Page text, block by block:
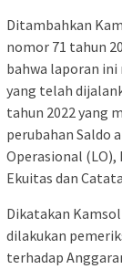
Ditambahkan
nomor 71 tahun
bahwa laporan ini
yang telah
tahun 2022 yang
perubahan Saldo
Operasional (LO),
Ekuitas dan
Dikatakan
dilakukan
terhadap